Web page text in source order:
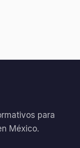
para
México.